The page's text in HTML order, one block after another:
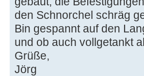
den Schnorchel schräg
Bin gespannt auf den
und ob auch vollgetankt
Grüße,
Jörg